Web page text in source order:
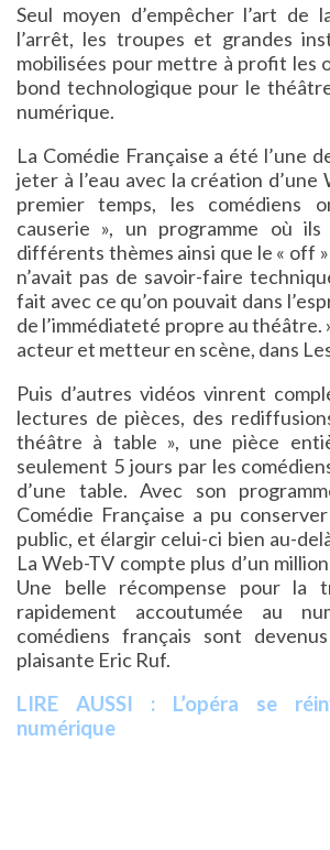
Seul moyen d’empêcher l’art de
l’arrêt, les troupes et grandes
mobilisées pour mettre à profit les
bond technologique pour le
numérique.
La Comédie Française a été l’une
jeter à l’eau avec la création d’une
premier temps, les comédiens
causerie », un programme où
différents thèmes ainsi que le « off
n’avait pas de savoir-faire
fait avec ce qu’on pouvait dans
de l’immédiateté propre au théâtre.
acteur et metteur en scène, dans
Puis d’autres vidéos vinrent
lectures de pièces, des
théâtre à table », une pièce
seulement 5 jours par les
d’une table. Avec son
Comédie Française a pu
public, et élargir celui-ci bien au-
La Web-TV compte plus d’un
Une belle récompense pour la
rapidement accoutumée au
comédiens français sont
plaisante Eric Ruf.
LIRE AUSSI : L’opéra se
numérique